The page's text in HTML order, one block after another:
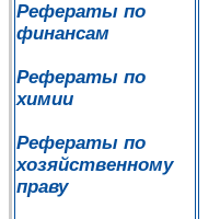
Рефераты по
финансам
Рефераты по
химии
Рефераты по
хозяйственному
праву